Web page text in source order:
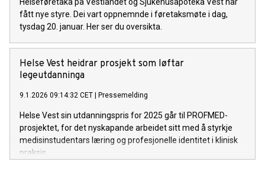
fått nye styre. Dei vart oppnemnde i føretaksmøte i dag,
tysdag 20. januar. Her ser du oversikta.
Helse Vest heidrar prosjekt som løftar
legeutdanninga
9.1.2026 09:14:32 CET | Pressemelding
Helse Vest sin utdanningspris for 2025 går til PROFMED-
prosjektet, for det nyskapande arbeidet sitt med å styrkje
medisinstudentars læring og profesjonelle identitet i klinisk
praksis.